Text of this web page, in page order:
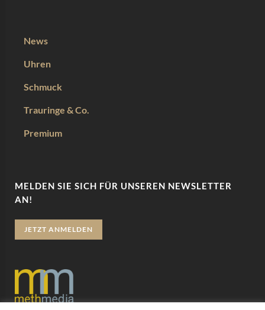
News
Uhren
Schmuck
Trauringe & Co.
Premium
MELDEN SIE SICH FÜR UNSEREN NEWSLETTER
AN!
JETZT ANMELDEN